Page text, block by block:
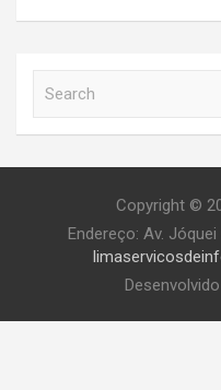
c
Copyright ©
Endereço: Av.